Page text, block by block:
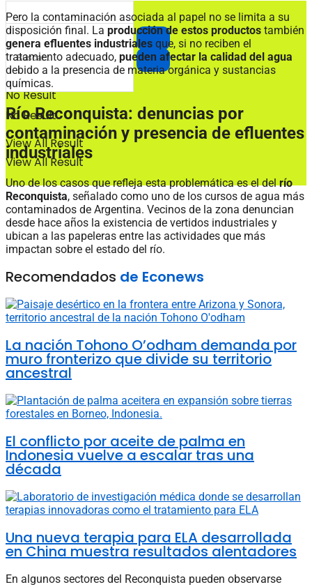
No Result
View All Result
No Result
View All Result
Pero la contaminación asociada al papel no se limita a su
disposición final. La producción de estos productos también
genera efluentes industriales que, si no reciben el
tratamiento adecuado, pueden afectar la calidad del agua
debido a la presencia de materia orgánica y sustancias
químicas.
Río Reconquista: denuncias por
contaminación y presencia de efluentes
industriales
Uno de los casos que refleja esta problemática es el delrío
Reconquista, señalado como uno de los cursos de agua más
contaminados de Argentina. Vecinos de la zona denuncian
desde hace años la existencia de vertidos industriales y
ubican a las papeleras entre las actividades que más
impactan sobre el estado del río.
Recomendados de Econews
La nación Tohono O’odham demanda por
muro fronterizo que divide su territorio
ancestral
El conflicto por aceite de palma en
Indonesia vuelve a escalar tras una
década
Una nueva terapia para ELA desarrollada
en China muestra resultados alentadores
En algunos sectores del Reconquista pueden observarse